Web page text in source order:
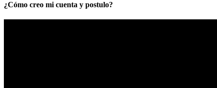
¿Cómo creo mi cuenta y postulo?